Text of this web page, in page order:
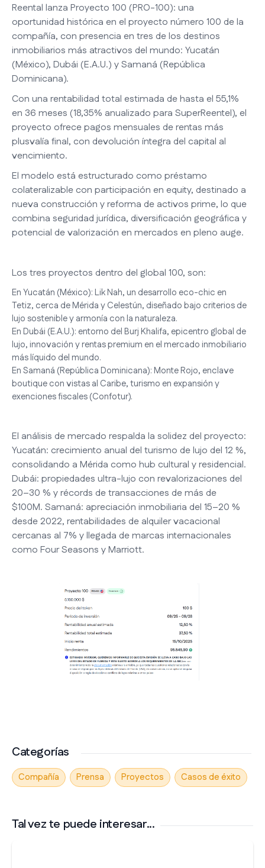
Reental lanza Proyecto 100 (PRO-100): una
oportunidad histórica en el proyecto número 100 de la
compañía, con presencia en tres de los destinos
inmobiliarios más atractivos del mundo: Yucatán
(México), Dubái (E.A.U.) y Samaná (República
Dominicana).
Con una rentabilidad total estimada de hasta el 55,1%
en 36 meses (18,35% anualizado para SuperReentel), el
proyecto ofrece pagos mensuales de rentas más
plusvalía final, con devolución íntegra del capital al
vencimiento.
El modelo está estructurado como préstamo
colateralizable con participación en equity, destinado a
nueva construcción y reforma de activos prime, lo que
combina seguridad jurídica, diversificación geográfica y
potencial de valorización en mercados en pleno auge.
Los tres proyectos dentro del global 100, son:
En Yucatán (México): Lik Nah, un desarrollo eco-chic en
Tetiz, cerca de Mérida y Celestún, diseñado bajo criterios de
lujo sostenible y armonía con la naturaleza.
En Dubái (E.A.U.): entorno del Burj Khalifa, epicentro global de
lujo, innovación y rentas premium en el mercado inmobiliario
más líquido del mundo.
En Samaná (República Dominicana): Monte Rojo, enclave
boutique con vistas al Caribe, turismo en expansión y
exenciones fiscales (Confotur).
El análisis de mercado respalda la solidez del proyecto:
Yucatán: crecimiento anual del turismo de lujo del 12 %,
consolidando a Mérida como hub cultural y residencial.
Dubái: propiedades ultra-lujo con revalorizaciones del
20–30 % y récords de transacciones de más de
$100M. Samaná: apreciación inmobiliaria del 15–20 %
desde 2022, rentabilidades de alquiler vacacional
cercanas al 7% y llegada de marcas internacionales
como Four Seasons y Marriott.
Categorías
Compañía Prensa Proyectos Casos de éxito
Tal vez te puede interesar...